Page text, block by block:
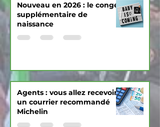
Nouveau en 2026 : le congé
supplémentaire de
naissance
Agents : vous allez recevoir
un courrier recommandé
Michelin